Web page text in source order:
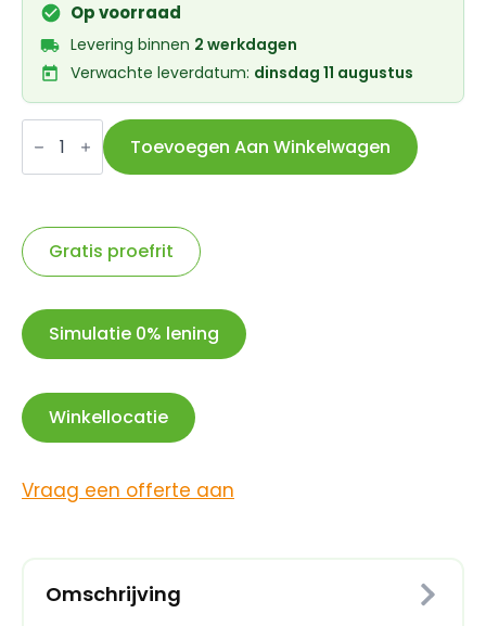
Op voorraad
Levering binnen 2 werkdagen
Verwachte leverdatum: dinsdag 11 augustus
Axa
kabelslot
Resolute
15/120
Toevoegen Aan Winkelwagen
Gratis proefrit
Simulatie 0% lening
Winkellocatie
Vraag een offerte aan
Omschrijving